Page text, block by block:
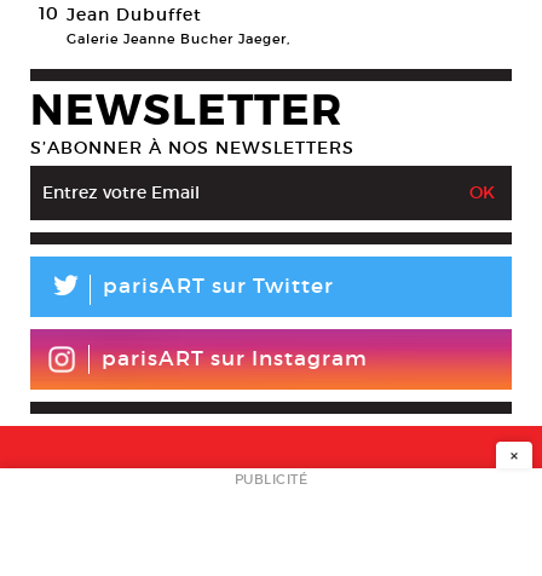
10 Jean Dubuffet
Galerie Jeanne Bucher Jaeger,
NEWSLETTER
S’ABONNER À NOS NEWSLETTERS
L parisART sur Twitter
parisART sur Instagram
NEWSLETTER
×
PUBLICITÉ